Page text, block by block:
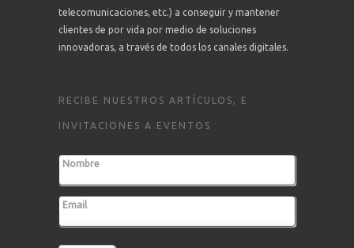
telecomunicaciones, etc.) a conseguir y mantener
clientes de por vida por medio de soluciones
innovadoras, a través de todos los canales digitales.
RECIBE NUESTROS ARTÍCULOS, E
INVITACIONES A EVENTOS
Nombre
Email